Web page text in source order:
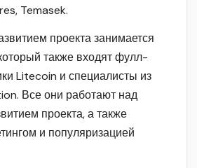
Temasek.
проекта занимается
также входят фулл-
Litecoin и специалисты из
Все они работают над
проекта, а также
и популяризацией